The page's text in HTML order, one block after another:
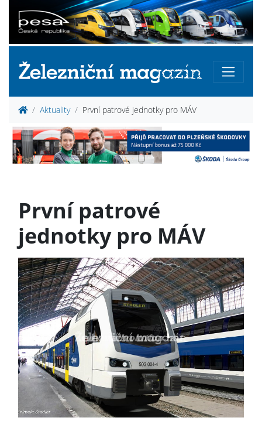
Aktuality První patrové jednotky pro MÁV
První patrové
jednotky pro MÁV